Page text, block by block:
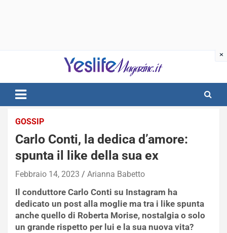
notizie di intrattenimento
GOSSIP
Carlo Conti, la dedica d’amore:
spunta il like della sua ex
Febbraio 14, 2023 Arianna Babetto
Il conduttore Carlo Conti su Instagram ha
dedicato un post alla moglie ma tra i like spunta
anche quello di Roberta Morise, nostalgia o solo
un grande rispetto per lui e la sua nuova vita?